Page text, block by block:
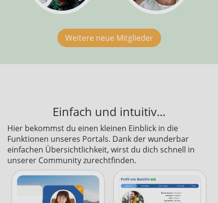
Weitere neue Mitglieder
Einfach und intuitiv...
Hier bekommst du einen kleinen Einblick in die
Funktionen unseres Portals. Dank der wunderbar
einfachen Übersichtlichkeit, wirst du dich schnell in
unserer Community zurechtfinden.